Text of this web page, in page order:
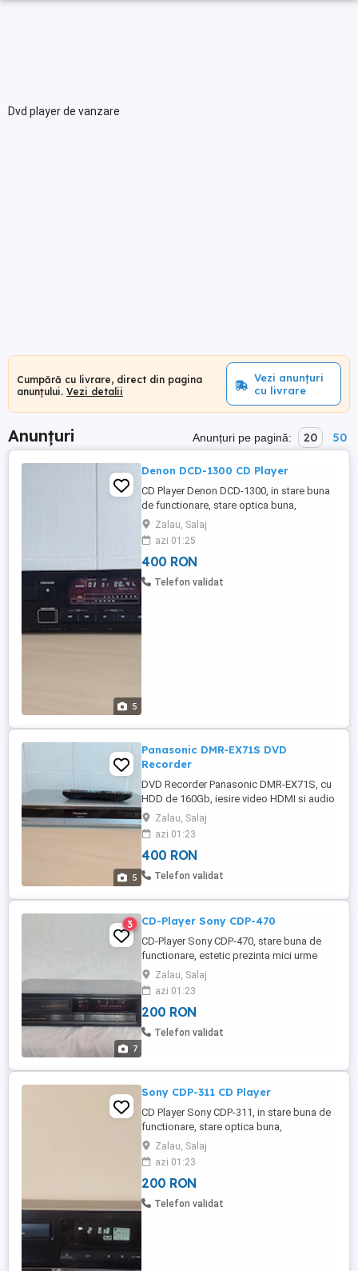
Dvd player de vanzare
Cumpără cu livrare, direct din pagina
anunțului. Vezi detalii
Vezi anunțuri
cu livrare
Anunțuri Anunțuri pe pagină: 20 50
5
Denon DCD-1300 CD Player
CD Player Denon DCD-1300, in stare buna
de functionare, stare optica buna,
dimensiuni: 434 x 89 x 350mm, greutate:
5,4 kg, model fabricat intre anii: 1985 -
1987. Nu detin telecomanda. Prefer
ridicare personala. Trimit prin curier sau
prioripost numai cu plata produs in avans,
Zalau, Salaj
azi 01:25
400 RON
Telefon validat
5
Panasonic DMR-EX71S DVD
Recorder
DVD Recorder Panasonic DMR-EX71S, cu
HDD de 160Gb, iesire video HDMI si audio
optica, USB, FireWire, telecomanda
originala, in perfecta stare de functionare.
Prefer ridicare personala. Trimit prin curier
sau posta romana numai cu plata produs
in avans, (transfer bancar). Nu trimit cu
Zalau, Salaj
azi 01:23
400 RON
Telefon validat
7
3 CD-Player Sony CDP-470
CD-Player Sony CDP-470, stare buna de
functionare, estetic prezinta mici urme
(zgarieturi fine) pe capac. Prefer ridicare
personala. Trimit prin curier sau posta
romana numai cu plata produs in avans,
(transfer bancar). Taxele transport sunt
platite de catre cumparator.
Zalau, Salaj
azi 01:23
200 RON
Telefon validat
Sony CDP-311 CD Player
CD Player Sony CDP-311, in stare buna de
functionare, stare optica buna,
dimensiuni: 430 x 100 x 295mm, model
fabricat in 1994. Nu detin telecomanda.
Prefer ridicare personala cu proba. Trimit
prin curier sau prioripost numai cu plata
produs in avans, (transfer bancar). Nu
Zalau, Salaj
azi 01:23
200 RON
Telefon validat